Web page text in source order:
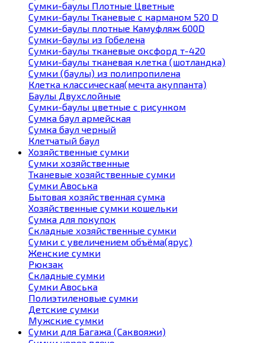
Сумки-баулы Плотные Цветные
Сумки-баулы Тканевые с карманом 520 D
Сумки-баулы плотные Камуфляж 600D
Сумки-баулы из Гобелена
Сумки-баулы тканевые оксфорд т-420
Сумки-баулы тканевая клетка (шотландка)
Сумки (баулы) из полипропилена
Клетка классическая(мечта акуппанта)
Баулы Двухслойные
Сумки-баулы цветные с рисунком
Сумка баул армейская
Сумка баул черный
Клетчатый баул
Хозяйственные сумки
Сумки хозяйственные
Тканевые хозяйственные сумки
Сумки Авоська
Бытовая хозяйственная сумка
Хозяйственные сумки кошельки
Сумка для покупок
Складные хозяйственные сумки
Сумки с увеличением объёма(ярус)
Женские сумки
Рюкзак
Складные сумки
Сумки Авоська
Полиэтиленовые сумки
Детские сумки
Мужские сумки
Сумки для Багажа (Саквояжи)